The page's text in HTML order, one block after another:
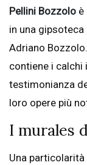
Pellini Bozzolo è
in una gipsoteca
Adriano
contiene i calchi
testimonianza
loro opere più
I murales
Una